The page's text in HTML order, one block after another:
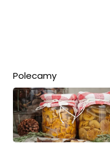
Polecamy